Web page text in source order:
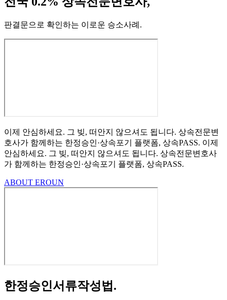
판결문으로 확인하는 이로운 승소사례 .
이제 안심하세요. 그 빚, 떠안지 않으셔도 됩니다. 상속전문변
호사가 함께하는 한정승인·상속포기 플랫폼, 상속PASS. 이제
안심하세요. 그 빚, 떠안지 않으셔도 됩니다. 상속전문변호사
가 함께하는 한정승인·상속포기 플랫폼, 상속PASS.
ABOUT EROUN
한정승인서류작성법 .